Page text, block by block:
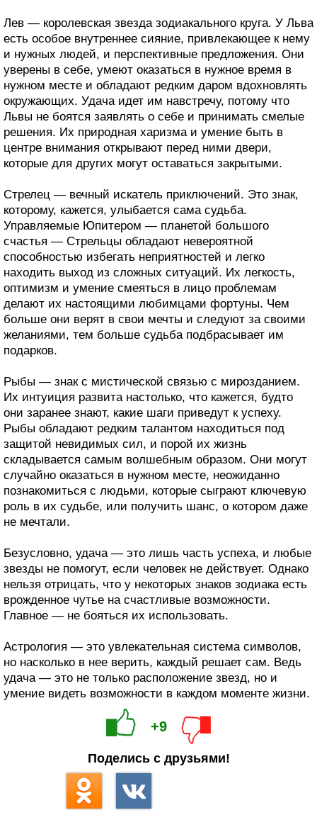
Лев — королевская звезда зодиакального круга. У Льва
есть особое внутреннее сияние, привлекающее к нему
и нужных людей, и перспективные предложения. Они
уверены в себе, умеют оказаться в нужное время в
нужном месте и обладают редким даром вдохновлять
окружающих. Удача идет им навстречу, потому что
Львы не боятся заявлять о себе и принимать смелые
решения. Их природная харизма и умение быть в
центре внимания открывают перед ними двери,
которые для других могут оставаться закрытыми.
Стрелец — вечный искатель приключений. Это знак,
которому, кажется, улыбается сама судьба.
Управляемые Юпитером — планетой большого
счастья — Стрельцы обладают невероятной
способностью избегать неприятностей и легко
находить выход из сложных ситуаций. Их легкость,
оптимизм и умение смеяться в лицо проблемам
делают их настоящими любимцами фортуны. Чем
больше они верят в свои мечты и следуют за своими
желаниями, тем больше судьба подбрасывает им
подарков.
Рыбы — знак с мистической связью с мирозданием.
Их интуиция развита настолько, что кажется, будто
они заранее знают, какие шаги приведут к успеху.
Рыбы обладают редким талантом находиться под
защитой невидимых сил, и порой их жизнь
складывается самым волшебным образом. Они могут
случайно оказаться в нужном месте, неожиданно
познакомиться с людьми, которые сыграют ключевую
роль в их судьбе, или получить шанс, о котором даже
не мечтали.
Безусловно, удача — это лишь часть успеха, и любые
звезды не помогут, если человек не действует. Однако
нельзя отрицать, что у некоторых знаков зодиака есть
врожденное чутье на счастливые возможности.
Главное — не бояться их использовать.
Астрология — это увлекательная система символов,
но насколько в нее верить, каждый решает сам. Ведь
удача — это не только расположение звезд, но и
умение видеть возможности в каждом моменте жизни.
+9
Поделись с друзьями!